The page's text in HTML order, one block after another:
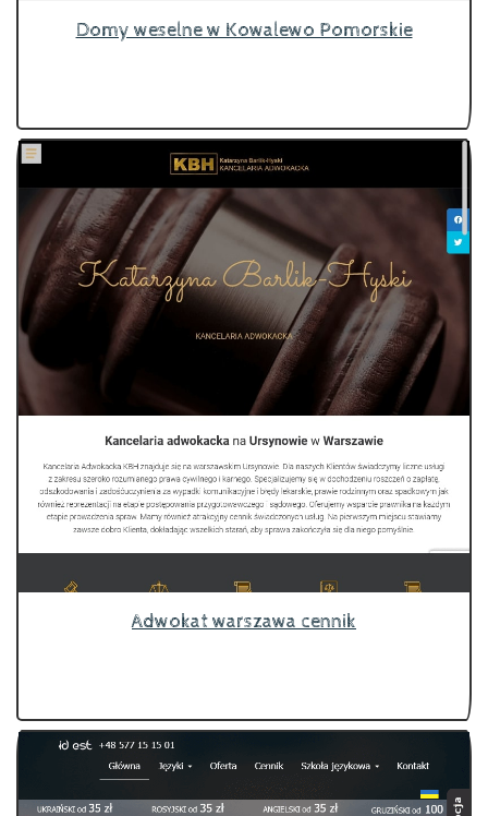
Domy weselne w Kowalewo Pomorskie
Adwokat warszawa cennik